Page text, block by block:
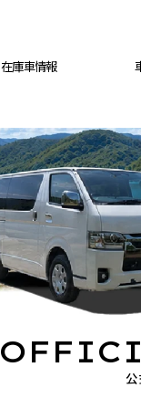
在庫車情報